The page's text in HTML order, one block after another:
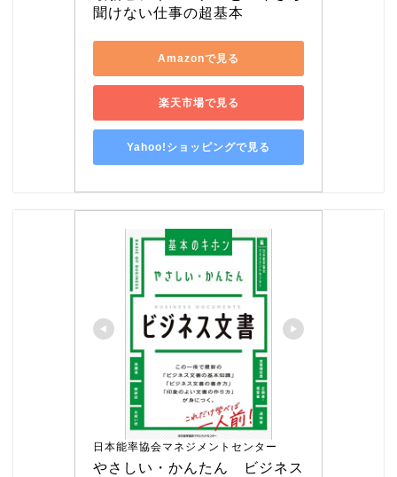
聞けない仕事の超基本
Amazonで見る
楽天市場で見る
Yahoo!ショッピングで見る
日本能率協会マネジメントセンター
やさしい・かんたん　ビジネス